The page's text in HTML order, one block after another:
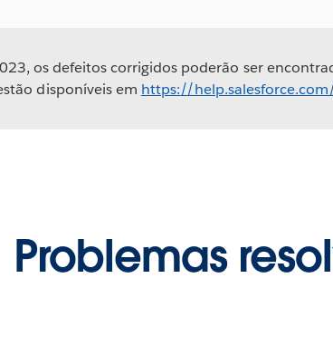
os defeitos corrigidos poderão ser
disponíveis em https://
Problemas